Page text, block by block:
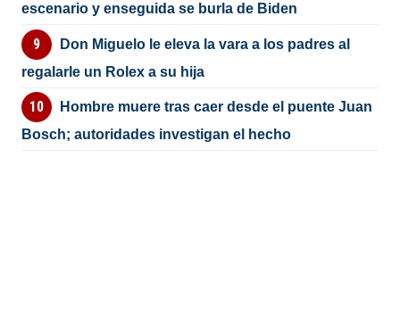
escenario y enseguida se burla de Biden
Don Miguelo le eleva la vara a los padres al
regalarle un Rolex a su hija
Hombre muere tras caer desde el puente Juan
Bosch; autoridades investigan el hecho